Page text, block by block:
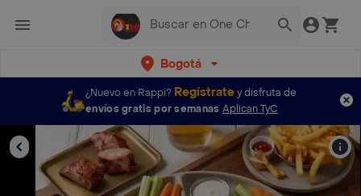
Bogotá
¿Nuevo en Rappi? Regístratey disfruta de
envíos gratis por semanas Aplican TyC